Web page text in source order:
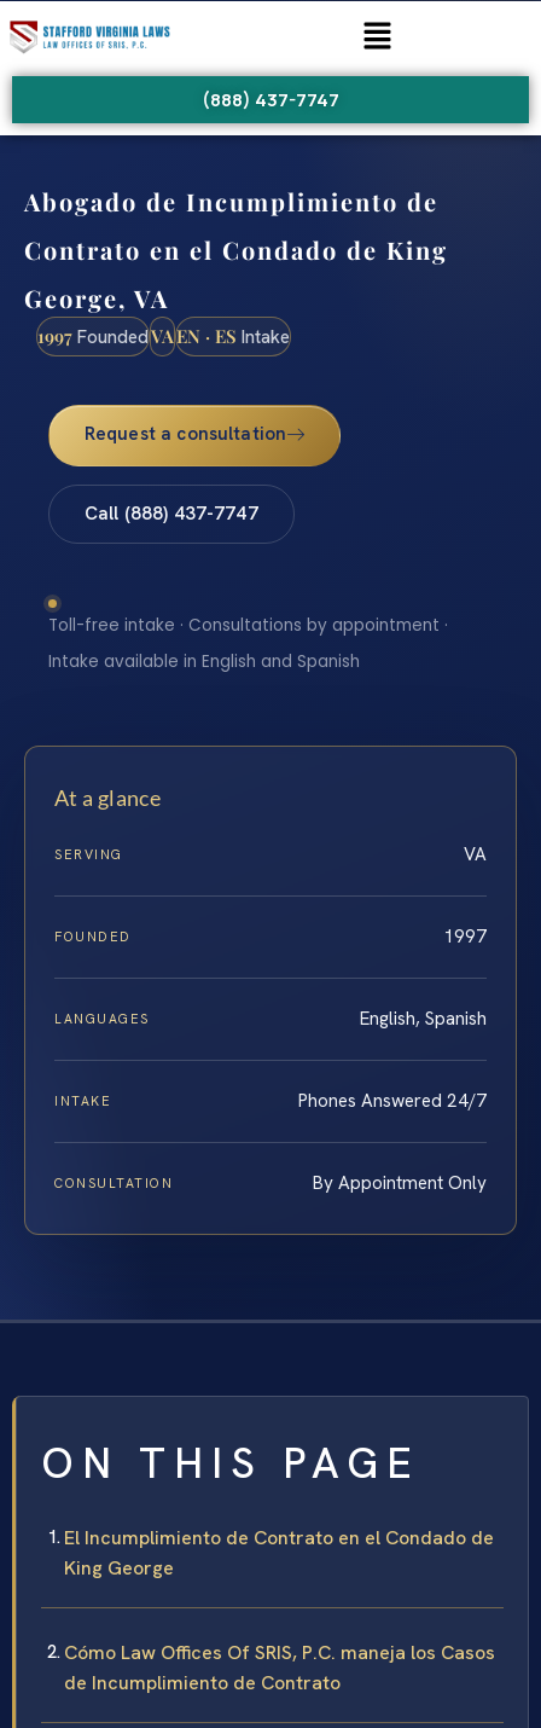
(888) 437-7747
Abogado de Incumplimiento de
Contrato en el Condado de King
George, VA
1997 FoundedVAEN · ES Intake
Request a consultation
Call (888) 437-7747
Toll-free intake · Consultations by appointment ·
Intake available in English and Spanish
At a glance
SERVING VA
FOUNDED 1997
LANGUAGES English, Spanish
INTAKE Phones Answered 24/7
CONSULTATION By Appointment Only
ON THIS PAGE
El Incumplimiento de Contrato en el Condado de
King George
Cómo Law Offices Of SRIS, P.C. maneja los Casos
de Incumplimiento de Contrato